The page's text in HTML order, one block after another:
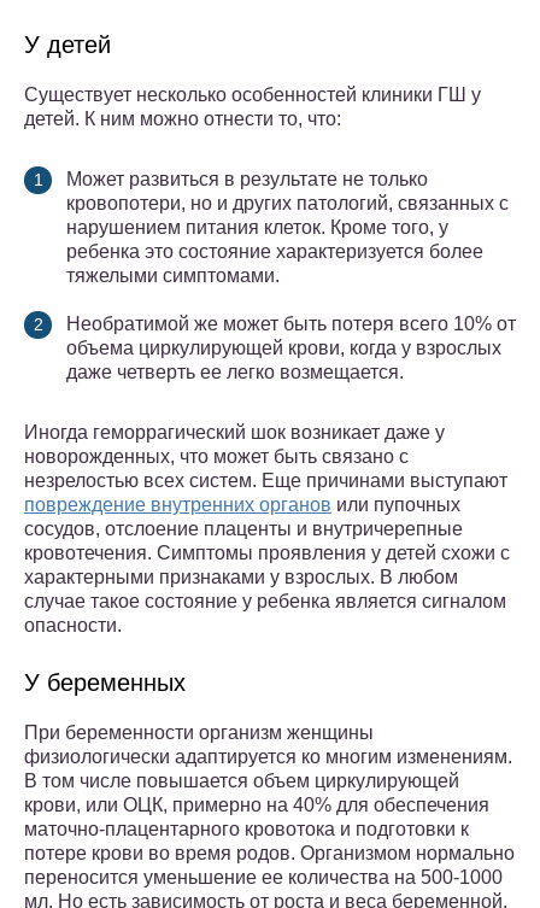
У детей
Существует несколько особенностей клиники ГШ у
детей. К ним можно отнести то, что:
Может развиться в результате не только
кровопотери, но и других патологий, связанных с
нарушением питания клеток. Кроме того, у
ребенка это состояние характеризуется более
тяжелыми симптомами.
Необратимой же может быть потеря всего 10% от
объема циркулирующей крови, когда у взрослых
даже четверть ее легко возмещается.
Иногда геморрагический шок возникает даже у
новорожденных, что может быть связано с
незрелостью всех систем. Еще причинами выступают
повреждение внутренних органов или пупочных
сосудов, отслоение плаценты и внутричерепные
кровотечения. Симптомы проявления у детей схожи с
характерными признаками у взрослых. В любом
случае такое состояние у ребенка является сигналом
опасности.
У беременных
При беременности организм женщины
физиологически адаптируется ко многим изменениям.
В том числе повышается объем циркулирующей
крови, или ОЦК, примерно на 40% для обеспечения
маточно-плацентарного кровотока и подготовки к
потере крови во время родов. Организмом нормально
переносится уменьшение ее количества на 500-1000
мл. Но есть зависимость от роста и веса беременной.